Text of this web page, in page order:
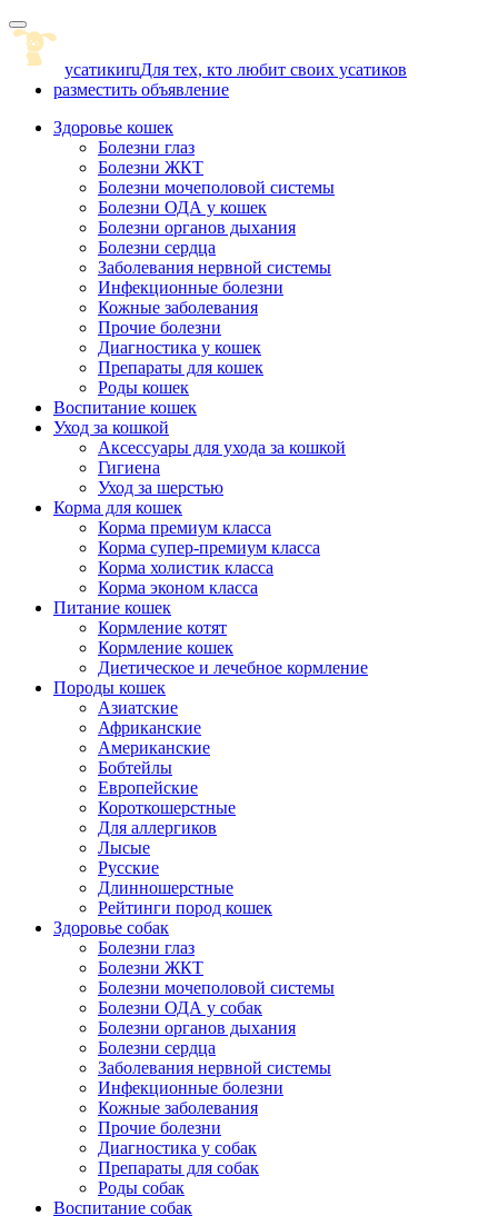
Skip
to
content
усатикиruДля тех, кто любит своих усатиков
разместить объявление
Здоровье кошек
Болезни глаз
Болезни ЖКТ
Болезни мочеполовой системы
Болезни ОДА у кошек
Болезни органов дыхания
Болезни сердца
Заболевания нервной системы
Инфекционные болезни
Кожные заболевания
Прочие болезни
Диагностика у кошек
Препараты для кошек
Роды кошек
Воспитание кошек
Уход за кошкой
Аксессуары для ухода за кошкой
Гигиена
Уход за шерстью
Корма для кошек
Корма премиум класса
Корма супер-премиум класса
Корма холистик класса
Корма эконом класса
Питание кошек
Кормление котят
Кормление кошек
Диетическое и лечебное кормление
Породы кошек
Азиатские
Африканские
Американские
Бобтейлы
Европейские
Короткошерстные
Для аллергиков
Лысые
Русские
Длинношерстные
Рейтинги пород кошек
Здоровье собак
Болезни глаз
Болезни ЖКТ
Болезни мочеполовой системы
Болезни ОДА у собак
Болезни органов дыхания
Болезни сердца
Заболевания нервной системы
Инфекционные болезни
Кожные заболевания
Прочие болезни
Диагностика у собак
Препараты для собак
Роды собак
Воспитание собак